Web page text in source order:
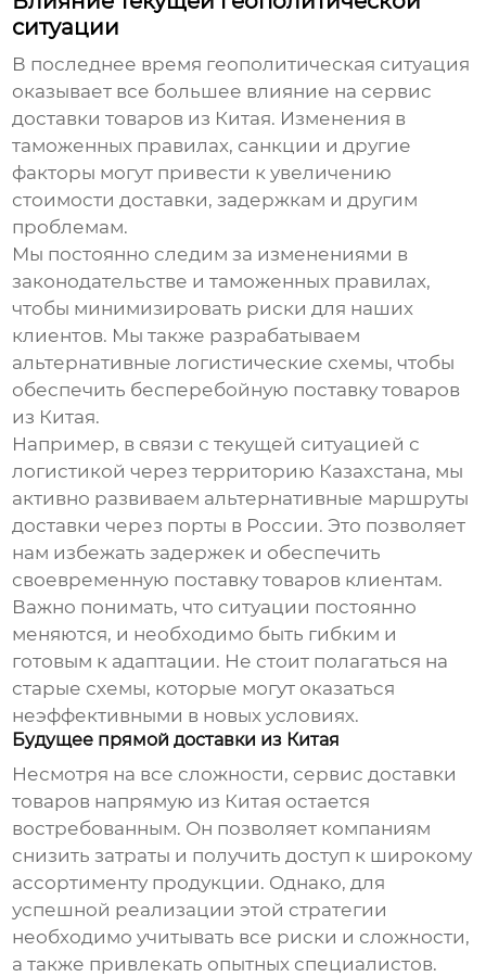
ситуации
В последнее время геополитическая ситуация
оказывает все большее влияние на сервис
доставки товаров из Китая. Изменения в
таможенных правилах, санкции и другие
факторы могут привести к увеличению
стоимости доставки, задержкам и другим
проблемам.
Мы постоянно следим за изменениями в
законодательстве и таможенных правилах,
чтобы минимизировать риски для наших
клиентов. Мы также разрабатываем
альтернативные логистические схемы, чтобы
обеспечить бесперебойную поставку товаров
из Китая.
Например, в связи с текущей ситуацией с
логистикой через территорию Казахстана, мы
активно развиваем альтернативные маршруты
доставки через порты в России. Это позволяет
нам избежать задержек и обеспечить
своевременную поставку товаров клиентам.
Важно понимать, что ситуации постоянно
меняются, и необходимо быть гибким и
готовым к адаптации. Не стоит полагаться на
старые схемы, которые могут оказаться
неэффективными в новых условиях.
Будущее прямой доставки из Китая
Несмотря на все сложности, сервис доставки
товаров напрямую из Китая остается
востребованным. Он позволяет компаниям
снизить затраты и получить доступ к широкому
ассортименту продукции. Однако, для
успешной реализации этой стратегии
необходимо учитывать все риски и сложности,
а также привлекать опытных специалистов.